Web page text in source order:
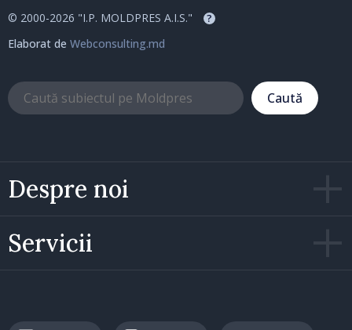
Despre noi
Servicii
© 2000-2026 "I.P. MOLDPRES A.I.S." ?
Elaborat de Webconsulting.md
Caută